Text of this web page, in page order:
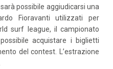
possibile aggiudicarsi una
Fioravanti utilizzati per
surf league, il campionato
acquistare i biglietti
del contest. L’estrazione